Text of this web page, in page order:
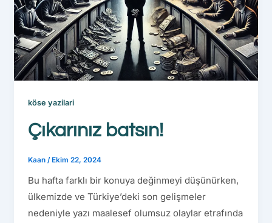
köse yazilari
Çıkarınız batsın!
Kaan /Ekim 22, 2024
Bu hafta farklı bir konuya değinmeyi düşünürken,
ülkemizde ve Türkiye’deki son gelişmeler
nedeniyle yazı maalesef olumsuz olaylar etrafında